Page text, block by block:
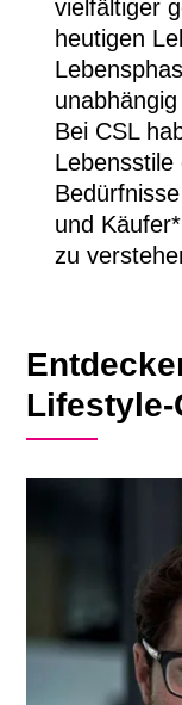
vielfältiger
heutigen
Bei CSL
und
zu
Lifestyle-